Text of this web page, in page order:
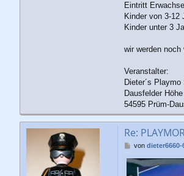
Eintritt
Kinder von 3-12
Kinder unter 3
wir werden
Veranstalter:
Dieter´s Playmo
Dausfelder
54595 Prüm-
Re:
B
i
von dieter6660-